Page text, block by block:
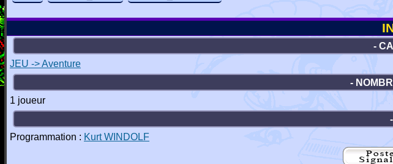
-
JEU -> Aventure
-
1 joueur
Programmation : Kurt WINDOLF